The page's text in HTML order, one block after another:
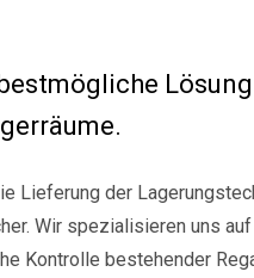
Lieferung der
Wir spezialisieren uns
Kontrolle bestehender